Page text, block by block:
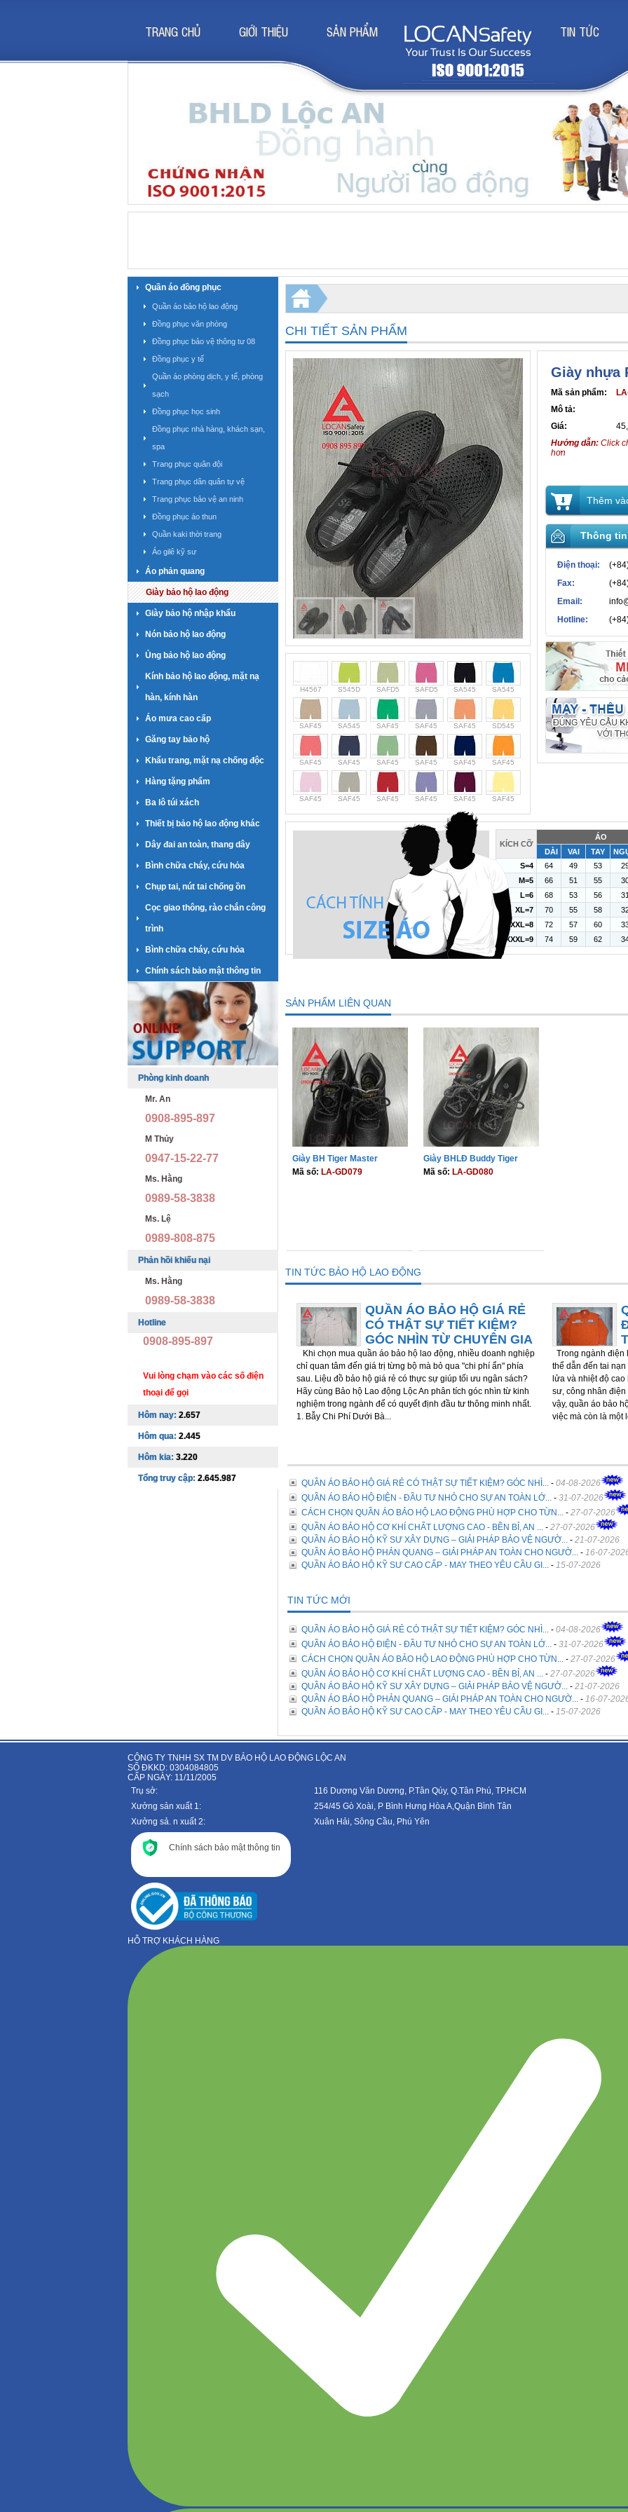
TRANG CHỦ GIỚI THIỆU SẢN PHẨM TIN TỨC
CHI TIẾT SẢN PHẨM
H4567 S545D SAFD5 SAFD5 SA545 SA545
SAF45 SA545 SAF45 SAF45 SAF45 SD545
SAF45 SAF45 SAF45 SAF45 SAF45 SAF45
SAF45 SAF45 SAF45 SAF45 SAF45 SAF45
Giày nhựa
Mã sản phẩm:
Mô tả:
Giá:
Hướng dẫn: Click
hơn
Thêm
Thông
Điện thoại:
Fax:
Email:
Hotline:
KÍCH CỠ
ÁO
DÀI
VAI TAY
S=4
64 49 53
M=5
66 51 55
L=6
68 53 56
XL=7
70 55 58
XXL=8
72 57 60
XXXL=9
74 59 62
SẢN PHẨM LIÊN QUAN
Giày BH Tiger Master
Mã số: LA-GD079
Giày BHLĐ Buddy Tiger
Mã số: LA-GD080
TIN TỨC BẢO HỘ LAO ĐỘNG
QUẦN ÁO BẢO HỘ GIÁ RẺ
CÓ THẬT SỰ TIẾT KIỆM?
GÓC NHÌN TỪ CHUYÊN GIA
Khi chọn mua quần áo bảo hộ lao động, nhiều doanh nghiệp
chỉ quan tâm đến giá trị từng bộ mà bỏ qua "chi phí ẩn" phía
sau. Liệu đồ bảo hộ giá rẻ có thực sự giúp tối ưu ngân sách?
Hãy cùng Bảo hộ Lao động Lộc An phân tích góc nhìn từ kinh
nghiệm trong ngành để có quyết định đầu tư thông minh nhất.
1. Bẫy Chi Phí Dưới Bà...
Trong ngành điện
thể dẫn đến tai
lửa và nhiệt độ
sư, công nhân
vậy, quần áo bảo
việc mà còn là một
QUẦN ÁO BẢO HỘ GIÁ RẺ CÓ THẬT SỰ TIẾT KIỆM? GÓC NHÌ... - 04-08-2026
QUẦN ÁO BẢO HỘ ĐIỆN - ĐẦU TƯ NHỎ CHO SỰ AN TOÀN LỚ... - 31-07-2026
CÁCH CHỌN QUẦN ÁO BẢO HỘ LAO ĐỘNG PHÙ HỢP CHO TỪN... - 27-07-2026
QUẦN ÁO BẢO HỘ CƠ KHÍ CHẤT LƯỢNG CAO - BỀN BỈ, AN ... - 27-07-2026
QUẦN ÁO BẢO HỘ KỸ SƯ XÂY DỰNG – GIẢI PHÁP BẢO VỆ NGƯỜ... - 21-07-2026
QUẦN ÁO BẢO HỘ PHẢN QUANG – GIẢI PHÁP AN TOÀN CHO NGƯỜ... - 16-07-
QUẦN ÁO BẢO HỘ KỸ SƯ CAO CẤP - MAY THEO YÊU CẦU GI... - 15-07-2026
TIN TỨC MỚI
QUẦN ÁO BẢO HỘ GIÁ RẺ CÓ THẬT SỰ TIẾT KIỆM? GÓC NHÌ... - 04-08-2026
QUẦN ÁO BẢO HỘ ĐIỆN - ĐẦU TƯ NHỎ CHO SỰ AN TOÀN LỚ... - 31-07-2026
CÁCH CHỌN QUẦN ÁO BẢO HỘ LAO ĐỘNG PHÙ HỢP CHO TỪN... - 27-07-2026
QUẦN ÁO BẢO HỘ CƠ KHÍ CHẤT LƯỢNG CAO - BỀN BỈ, AN ... - 27-07-2026
QUẦN ÁO BẢO HỘ KỸ SƯ XÂY DỰNG – GIẢI PHÁP BẢO VỆ NGƯỜ... - 21-07-2026
QUẦN ÁO BẢO HỘ PHẢN QUANG – GIẢI PHÁP AN TOÀN CHO NGƯỜ... - 16-07-
QUẦN ÁO BẢO HỘ KỸ SƯ CAO CẤP - MAY THEO YÊU CẦU GI... - 15-07-2026
Quần áo đồng phục
Quần áo bảo hộ lao động
Đồng phục văn phòng
Đồng phục bảo vệ thông tư 08
Đồng phục y tế
Quần áo phòng dịch, y tế, phòng
sạch
Đồng phục học sinh
Đồng phục nhà hàng, khách sạn,
spa
Trang phục quân đội
Trang phục dân quân tự vệ
Trang phục bảo vệ an ninh
Đồng phục áo thun
Quần kaki thời trang
Áo gilê kỹ sư
Áo phản quang
Giày bảo hộ lao động
Giày bảo hộ nhập khẩu
Nón bảo hộ lao động
Ủng bảo hộ lao động
Kính bảo hộ lao động, mặt nạ
hàn, kính hàn
Áo mưa cao cấp
Găng tay bảo hộ
Khẩu trang, mặt nạ chống độc
Hàng tặng phẩm
Ba lô túi xách
Thiết bị bảo hộ lao động khác
Dây đai an toàn, thang dây
Bình chữa cháy, cứu hỏa
Chụp tai, nút tai chống ồn
Cọc giao thông, rào chắn công
trình
Bình chữa cháy, cứu hỏa
Chính sách bảo mật thông tin
Phòng kinh doanh
Mr. An
0908-895-897
M Thủy
0947-15-22-77
Ms. Hằng
0989-58-3838
Ms. Lệ
0989-808-875
Phản hồi khiếu nại
Ms. Hằng
0989-58-3838
Hotline
0908-895-897
Vui lòng chạm vào các số điện
thoại để gọi
Hôm nay: 2.657
Hôm qua: 2.445
Hôm kia: 3.220
Tổng truy cập: 2.645.987
CÔNG TY TNHH SX TM DV BẢO HỘ LAO ĐỘNG LỘC AN
SỐ ĐKKD: 0304084805
CẤP NGÀY: 11/11/2005
Trụ sở:
116 Dương Văn Dương, P.Tân Qúy, Q.Tân Phú, TP.HCM
Xưởng sản xuất 1:
254/45 Gò Xoài, P Bình Hưng Hòa A,Quận Bình Tân
Xưởng sả. n xuất 2:
Xuân Hải, Sông Cầu, Phú Yên
Chính sách bảo mật thông tin
HỖ TRỢ KHÁCH HÀNG